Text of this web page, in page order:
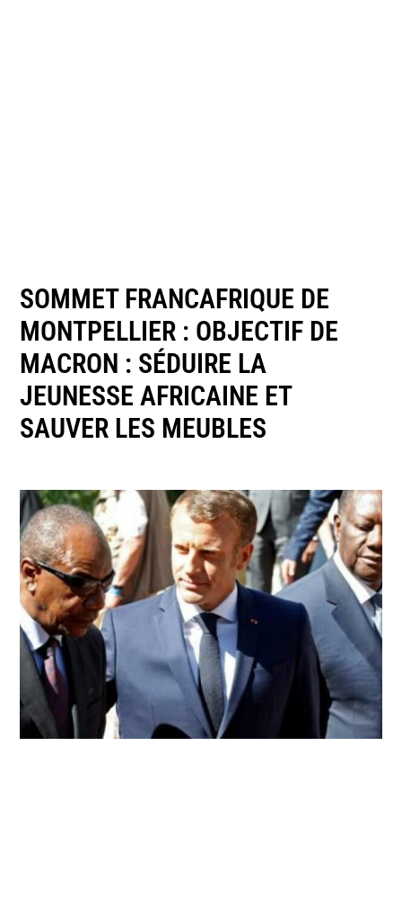
SOMMET FRANCAFRIQUE DE
MONTPELLIER : OBJECTIF DE
MACRON : SÉDUIRE LA
JEUNESSE AFRICAINE ET
SAUVER LES MEUBLES